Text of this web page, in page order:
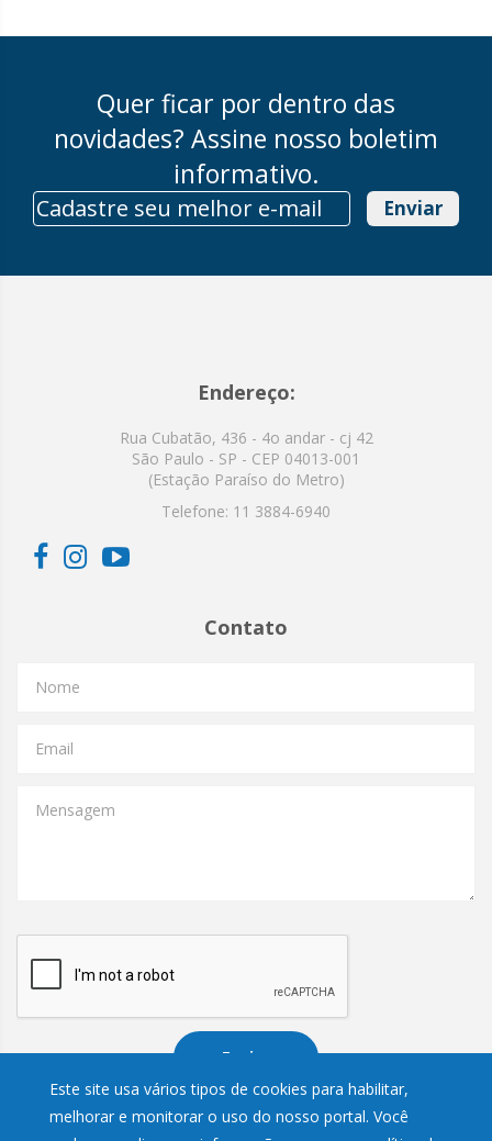
Este site usa vários tipos de cookies para habilitar,
melhorar e monitorar o uso do nosso portal. Você
Quer ficar por dentro das
novidades? Assine nosso boletim
informativo.
Enviar
Endereço:
Rua Cubatão, 436 - 4o andar - cj 42
São Paulo - SP - CEP 04013-001
(Estação Paraíso do Metro)
Telefone: 11 3884-6940
Contato
Nome
Email
Mensagem
Enviar